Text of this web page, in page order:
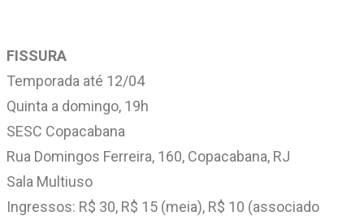
FISSURA
Temporada até 12/04
Quinta a domingo, 19h
SESC Copacabana
Rua Domingos Ferreira, 160, Copacabana, RJ
Sala Multiuso
Ingressos: R$ 30, R$ 15 (meia), R$ 10 (associado